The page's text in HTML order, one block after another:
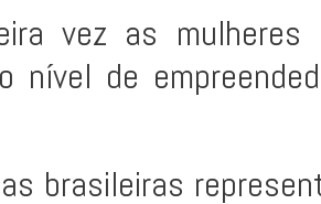
vez as
nível de
brasileiras